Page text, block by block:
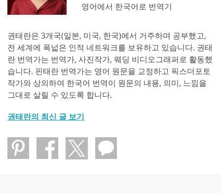
영어에서 한국어로 번역기
권태란은 3개국(일본, 미국, 한국)에서 거주하며 공부했고,
전 세계에 폭넓은 인적 네트워크를 보유하고 있습니다. 권태
란 번역가는 번역가, 사진작가, 웨딩 비디오그래퍼로 활동했
습니다. 핀태란 번역가는 영어 원문을 교정하고 픽스더포토
작가와 상의하여 한국어 번역이 원문의 내용, 의미, 느낌을
그대로 살릴 수 있도록 합니다.
권태란의 최신 글 보기